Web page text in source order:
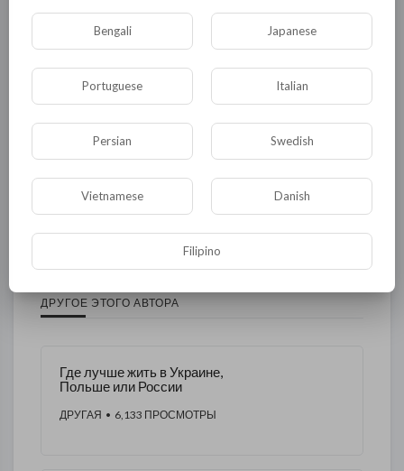
Общество События
Новости и политика
Религия Экономика Экология
Технологии Другая
ДРУГОЕ ЭТОГО АВТОРА
Где лучше жить в Украине,
Польше или России
ДРУГАЯ • 6,133 ПРОСМОТРЫ
Bengali Japanese
Portuguese Italian
Persian Swedish
Vietnamese Danish
Filipino